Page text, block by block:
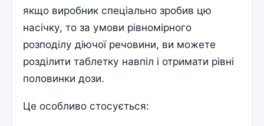
якщо виробник спеціально зробив цю
насічку, то за умови рівномірного
розподілу діючої речовини, ви можете
розділити таблетку навпіл і отримати рівні
половинки дози.
Це особливо стосується: